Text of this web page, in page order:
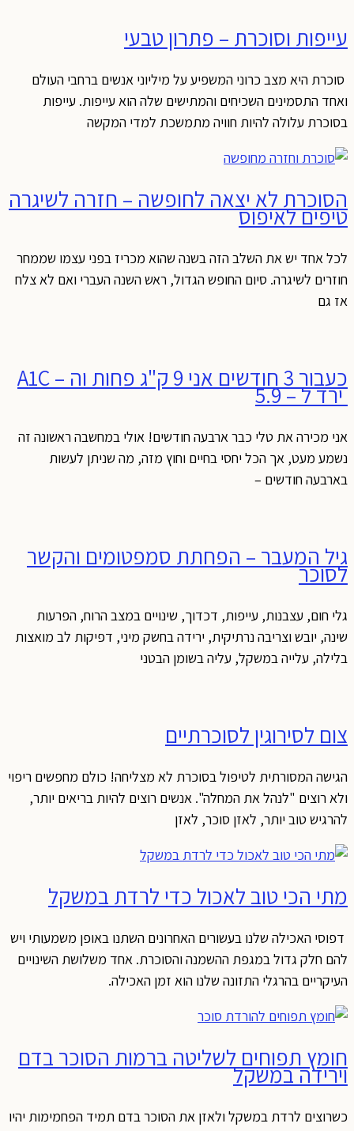
וסוכרת – פתרון טבעי
היא מצב כרוני המשפיע על מיליוני אנשים ברחבי העולם
התסמינים השכיחים והמתישים שלה הוא עייפות. עייפות
עלולה להיות חוויה מתמשכת למדי המקשה
לא יצאה לחופשה – חזרה לשיגרה
לאיפוס
אחד יש את השלב הזה בשנה שהוא מכריז בפני עצמו שממחר
לשיגרה. סיום החופש הגדול, ראש השנה העברי ואם לא צלח
גם
כעבור 3 חודשים אני 9 ק"ג פחות וה – A1C
ל – 5.9
מכירה את טלי כבר ארבעה חודשים! אולי במחשבה ראשונה זה
מעט, אך הכל יחסי בחיים וחוץ מזה, מה שניתן לעשות
חודשים –
המעבר – הפחתת סמפטומים והקשר
חום, עצבנות, עייפות, דכדוך, שינויים במצב הרוח, הפרעות
יובש וצריבה נרתיקית, ירידה בחשק מיני, דפיקות לב מואצות
עלייה במשקל, עליה בשומן הבטני
לסירוגין לסוכרתיים
המסורתית לטיפול בסוכרת לא מצליחה! כולם מחפשים ריפוי
רוצים "לנהל את המחלה". אנשים רוצים להיות בריאים יותר,
טוב יותר, לאזן סוכר, לאזן
הכי טוב לאכול כדי לרדת במשקל
האכילה שלנו בעשורים האחרונים השתנו באופן משמעותי ויש
חלק גדול במגפת ההשמנה והסוכרת. אחד משלושת השינויים
בהרגלי התזונה שלנו הוא זמן האכילה.
תפוחים לשליטה ברמות הסוכר בדם
במשקל
לרדת במשקל ולאזן את הסוכר בדם תמיד הפחמימות יהיו